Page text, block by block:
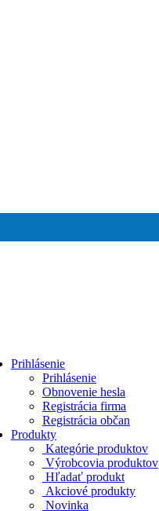
Prihlásenie
Prihlásenie
Obnovenie hesla
Registrácia firma
Registrácia občan
Produkty
Kategórie produktov
Výrobcovia produktov
Hľadať produkt
Akciové produkty
Novinka